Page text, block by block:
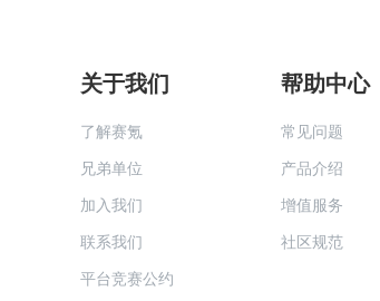
关于我们
了解赛氪
兄弟单位
加入我们
联系我们
平台竞赛公约
帮助中心
常见问题
产品介绍
增值服务
社区规范